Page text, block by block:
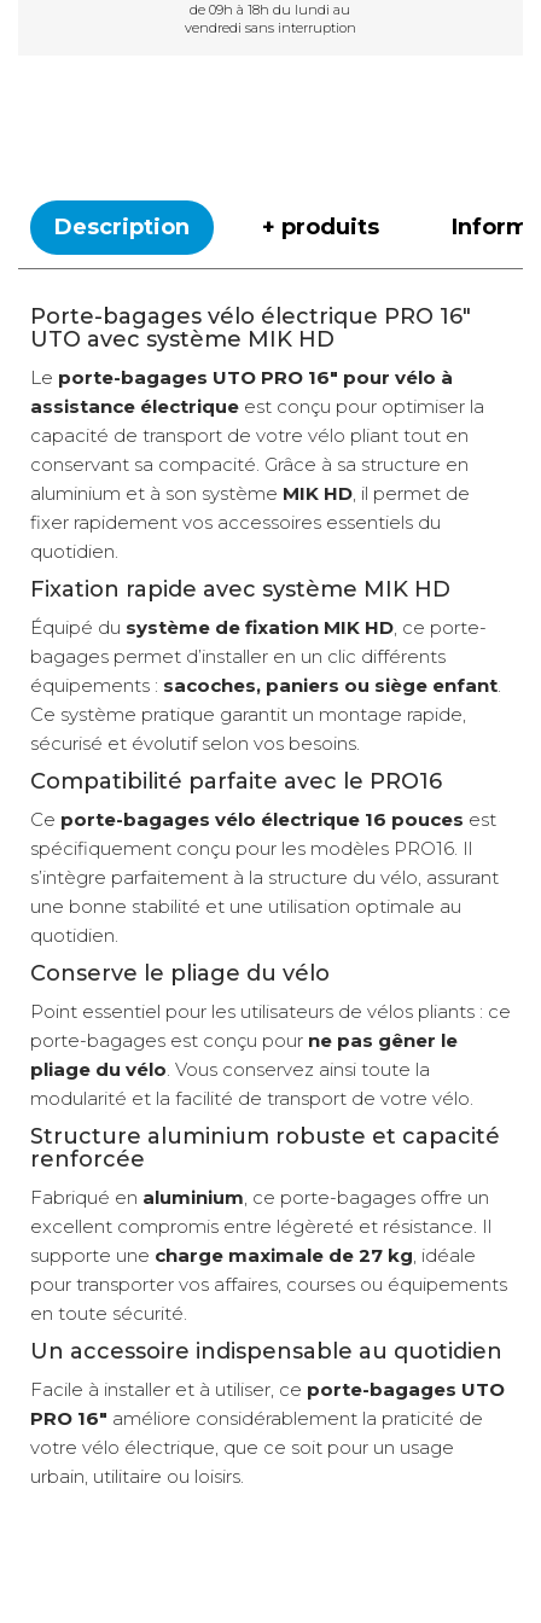
de 09h à 18h du lundi au
vendredi sans interruption
Description + produits
Porte-bagages vélo électrique PRO 16"
UTO avec système MIK HD
Le porte-bagages UTO PRO 16" pour vélo à
assistance électrique est conçu pour optimiser la
capacité de transport de votre vélo pliant tout en
conservant sa compacité. Grâce à sa structure en
aluminium et à son système MIK HD, il permet de
fixer rapidement vos accessoires essentiels du
quotidien.
Fixation rapide avec système MIK HD
Équipé du système de fixation MIK HD, ce porte-
bagages permet d’installer en un clic différents
équipements : sacoches, paniers ou siège enfant.
Ce système pratique garantit un montage rapide,
sécurisé et évolutif selon vos besoins.
Compatibilité parfaite avec le PRO16
Ce porte-bagages vélo électrique 16 pouces est
spécifiquement conçu pour les modèles PRO16. Il
s’intègre parfaitement à la structure du vélo, assurant
une bonne stabilité et une utilisation optimale au
quotidien.
Conserve le pliage du vélo
Point essentiel pour les utilisateurs de vélos pliants : ce
porte-bagages est conçu pour ne pas gêner le
pliage du vélo. Vous conservez ainsi toute la
modularité et la facilité de transport de votre vélo.
Structure aluminium robuste et capacité
renforcée
Fabriqué en aluminium, ce porte-bagages offre un
excellent compromis entre légèreté et résistance. Il
supporte une charge maximale de 27 kg, idéale
pour transporter vos affaires, courses ou équipements
en toute sécurité.
Un accessoire indispensable au quotidien
Facile à installer et à utiliser, ce porte-bagages UTO
PRO 16" améliore considérablement la praticité de
votre vélo électrique, que ce soit pour un usage
urbain, utilitaire ou loisirs.